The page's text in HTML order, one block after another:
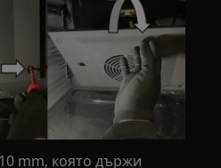
mm, която държи